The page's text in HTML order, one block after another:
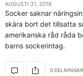
AUGUSTI 31, 2016
Socker saknar
skära bort det tillsatta
amerikanska råd råda
barns sockerintag.
0 DELNINGAR